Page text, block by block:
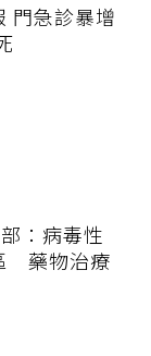
門急診暴增
：病毒性
藥物治療